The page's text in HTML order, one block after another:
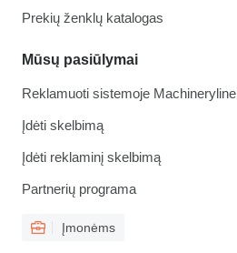
Prekių ženklų katalogas
Mūsų pasiūlymai
Reklamuoti sistemoje Machineryline
Įdėti skelbimą
Įdėti reklaminį skelbimą
Partnerių programa
Įmonėms